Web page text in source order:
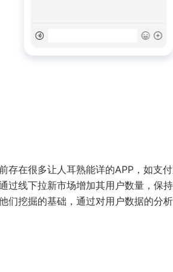
存在很多让人耳熟能详的APP，如支
过线下拉新市场增加其用户数量，保
们挖掘的基础，通过对用户数据的分